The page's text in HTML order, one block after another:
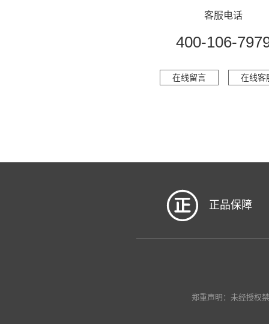
客服电话
400-106-
在线留言 在线客
正品保障
郑重声明：未经授权